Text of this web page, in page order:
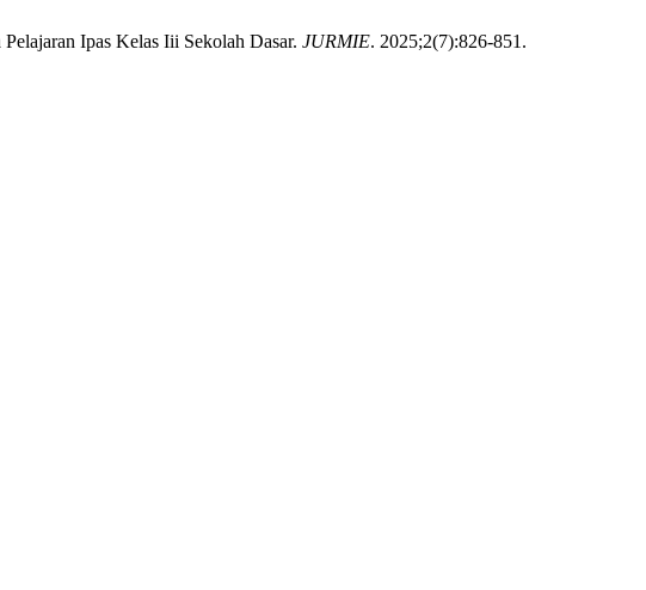
Ipas Kelas Iii Sekolah Dasar. JURMIE. 2025;2(7):826-851.